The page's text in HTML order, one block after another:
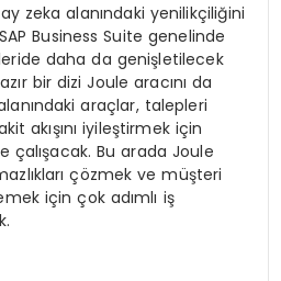
zeka alanındaki yenilikçiliğini
Business Suite genelinde
daha da genişletilecek
bir dizi Joule aracını da
araçlar, talepleri
akışını iyileştirmek için
çalışacak. Bu arada Joule
çözmek ve müşteri
için çok adımlı iş